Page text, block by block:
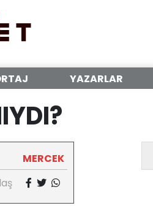
YAZARLAR
MERCEK